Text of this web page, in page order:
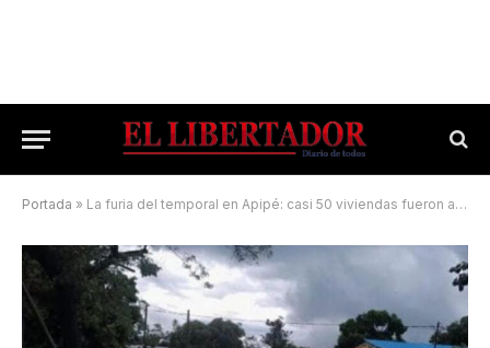
Portada » La furia del temporal en Apipé: casi 50 viviendas fueron afectadas en la isla